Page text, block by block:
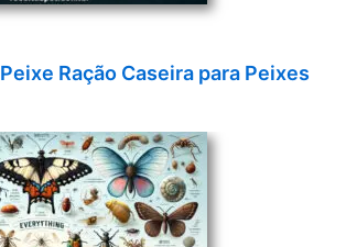
Ração Caseira para Peixes